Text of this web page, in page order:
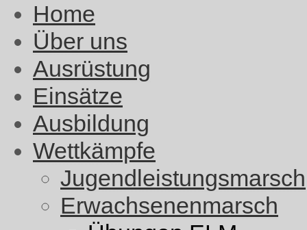
Home
Über uns
Ausrüstung
Einsätze
Ausbildung
Wettkämpfe
Jugendleistungsmarsch
Erwachsenenmarsch